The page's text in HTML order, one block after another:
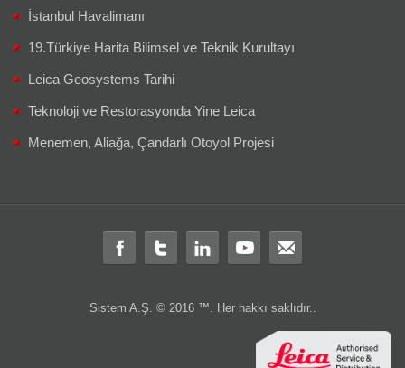
İstanbul Havalimanı
19.Türkiye Harita Bilimsel ve Teknik Kurultayı
Leica Geosystems Tarihi
Teknoloji ve Restorasyonda Yine Leica
Menemen, Aliağa, Çandarlı Otoyol Projesi
Sistem A.Ş. © 2016 ™. Her hakkı saklıdır..